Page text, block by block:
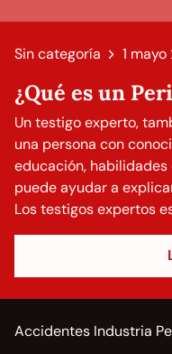
Sin categoría 1
¿Qué es un
Un testigo experto,
una persona con
educación,
puede ayudar a
Los testigos expertos
Accidentes Industria